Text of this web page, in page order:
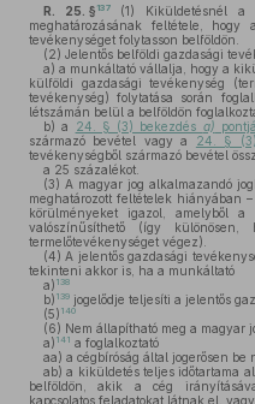
R. 25. § 137 (1) Kiküldetésnél a
meghatározásának feltétele,
tevékenységet folytasson belföldön.
(2) Jelentős belföldi gazdasági
a) a munkáltató vállalja, hogy a
külföldi gazdasági tevékenység
tevékenység) folytatása során
létszámán belül a belföldön
b) a 24. § (3) bekezdés a)
származó bevétel vagy a 24. §
tevékenységből származó bevétel
a 25 százalékot.
(3) A magyar jog alkalmazandó
meghatározott feltételek hiányában
körülményeket igazol, amelyből a
valószínűsíthető (így
termelőtevékenységet végez).
(4) A jelentős gazdasági
tekinteni akkor is, ha a munkáltató
a) 138
b) 139 jogelődje teljesíti a jelentős
(5) 140
(6) Nem állapítható meg a magyar
a) 141 a foglalkoztató
aa) a cégbíróság által jogerősen be
ab) a kiküldetés teljes időtartama
belföldön, akik a cég
kapcsolatos feladatokat látnak el, vagy